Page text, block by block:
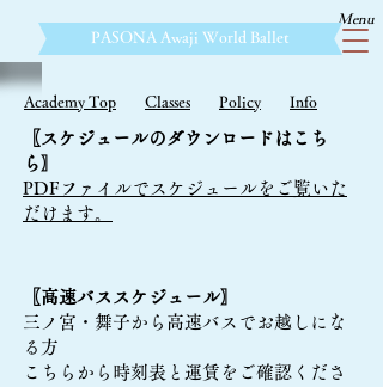
Menu
​PASONA Awaji World Ballet
Academy Top Classes Policy Info
〖 スケジュールのダウンロードはこち
ら 〗
PDFファイルでスケジュールをご覧いた
だけます。
〖高速バススケジュール〗
三ノ宮・舞子から高速バスでお越しにな
る方
こちらから時刻表と運賃をご確認くださ